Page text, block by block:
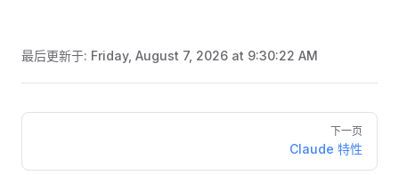
最后更新于: Friday, August 7, 2026 at 9:30:22 AM
Pager
下一页
Claude 特性